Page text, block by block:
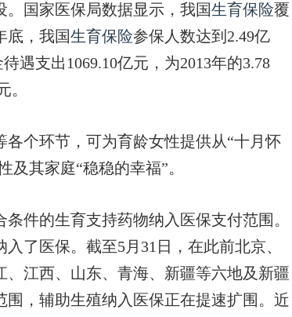
国家医保局数据显示，我国生育保险覆
底，我国生育保险参保人数达到2.49亿
遇支出1069.10亿元，为2013年的3.78
。
个环节，可为育龄女性提供从“十月怀
及其家庭“稳稳的幸福”。
的生育支持药物纳入医保支付范围。
了医保。截至5月31日，在此前北京、
江西、山东、青海、新疆等六地及新疆
，辅助生殖纳入医保正在提速扩围。近